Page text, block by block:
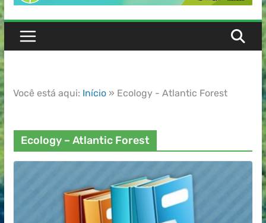
Você está aqui: Início» Ecology - Atlantic Forest
Ecology – Atlantic Forest